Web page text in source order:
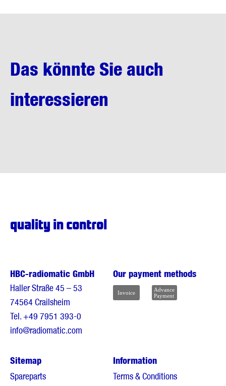
Das könnte Sie auch
interessieren
HBC-radiomatic GmbH
Haller Straße 45 – 53
74564 Crailsheim
Tel.+49 7951 393-0
info@radiomatic.com
Our payment methods
Sitemap
Spareparts
Information
Terms & Conditions